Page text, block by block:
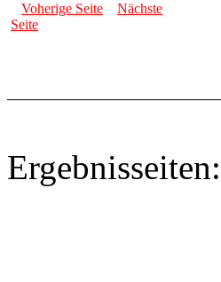
Voherige Seite
Nächste
Seite
Ergebnisseiten: